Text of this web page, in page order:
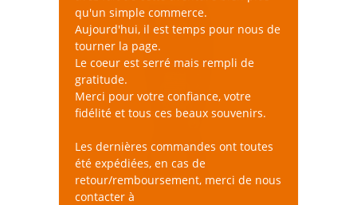
qu'un simple commerce.
Aujourd'hui, il est temps pour nous de
tourner la page.
Le coeur est serré mais rempli de
gratitude.
Merci pour votre confiance, votre
fidélité et tous ces beaux souvenirs.
Les dernières commandes ont toutes
été expédiées, en cas de
retour/remboursement, merci de nous
contacter à